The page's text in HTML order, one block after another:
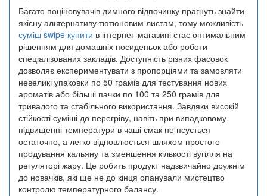
Багато поціновувачів димного відпочинку прагнуть знайти
якісну альтернативу тютюновим листам, тому можливість
суміш swipe купити в інтернет-магазині стає оптимальним
рішенням для домашніх посиденьок або роботи
спеціалізованих закладів. Доступність різних фасовок
дозволяє експериментувати з пропорціями та замовляти
невеликі упаковки по 50 грамів для тестування нових
ароматів або більші пачки по 100 та 250 грамів для
тривалого та стабільного використання. Завдяки високій
стійкості суміші до перегріву, навіть при випадковому
підвищенні температури в чаші смак не псується
остаточно, а легко відновлюється шляхом простого
продування кальяну та зменшення кількості вугілля на
регуляторі жару. Це робить продукт надзвичайно дружнім
до новачків, які ще не до кінця опанували мистецтво
контролю температурного балансу.